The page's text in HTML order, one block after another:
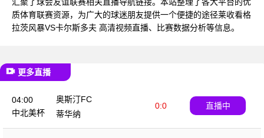
质体育联赛资源，为广大的球迷朋友提供一个便捷的途径莱收看格
拉茨风暴VS卡尔斯多夫 高清视频直播、比赛数据分析等信息。
更多直播
04:00
中北美杯
奥斯汀FC
0:0
蒂华纳
直播中